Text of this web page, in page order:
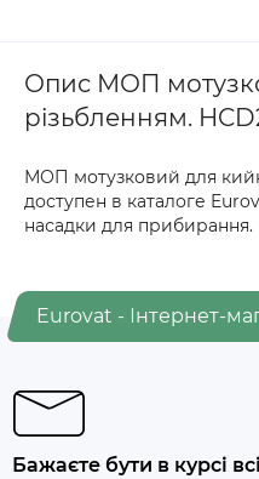
Опис МОП
різьбленням.
МОП мотузковий для
доступен в каталоге
насадки для прибирання.
Eurovat - Інтернет-
Бажаєте бути в курсі